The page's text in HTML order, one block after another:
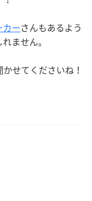
カーさんもあるよう
ません。
せてくださいね！